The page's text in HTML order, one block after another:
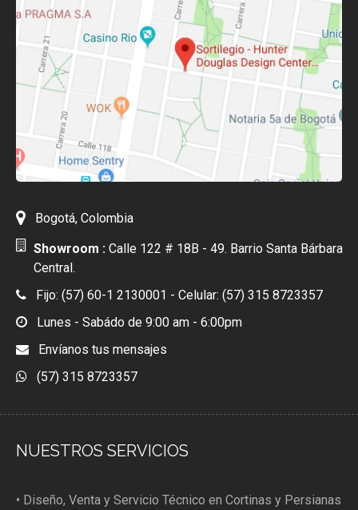
Bogotá, Colombia
Showroom : Calle 122 # 18B - 49. Barrio Santa Bárbara
Central.
Fijo: (57) 60-1 2130001 - Celular: (57) 315 8723357
Lunes - Sabádo de 9:00 am - 6:00pm
Envíanos tus mensajes
(57) 315 8723357
NUESTROS SERVICIOS
• Diseño, Venta y Servicio Técnico en Cortinas y Persianas